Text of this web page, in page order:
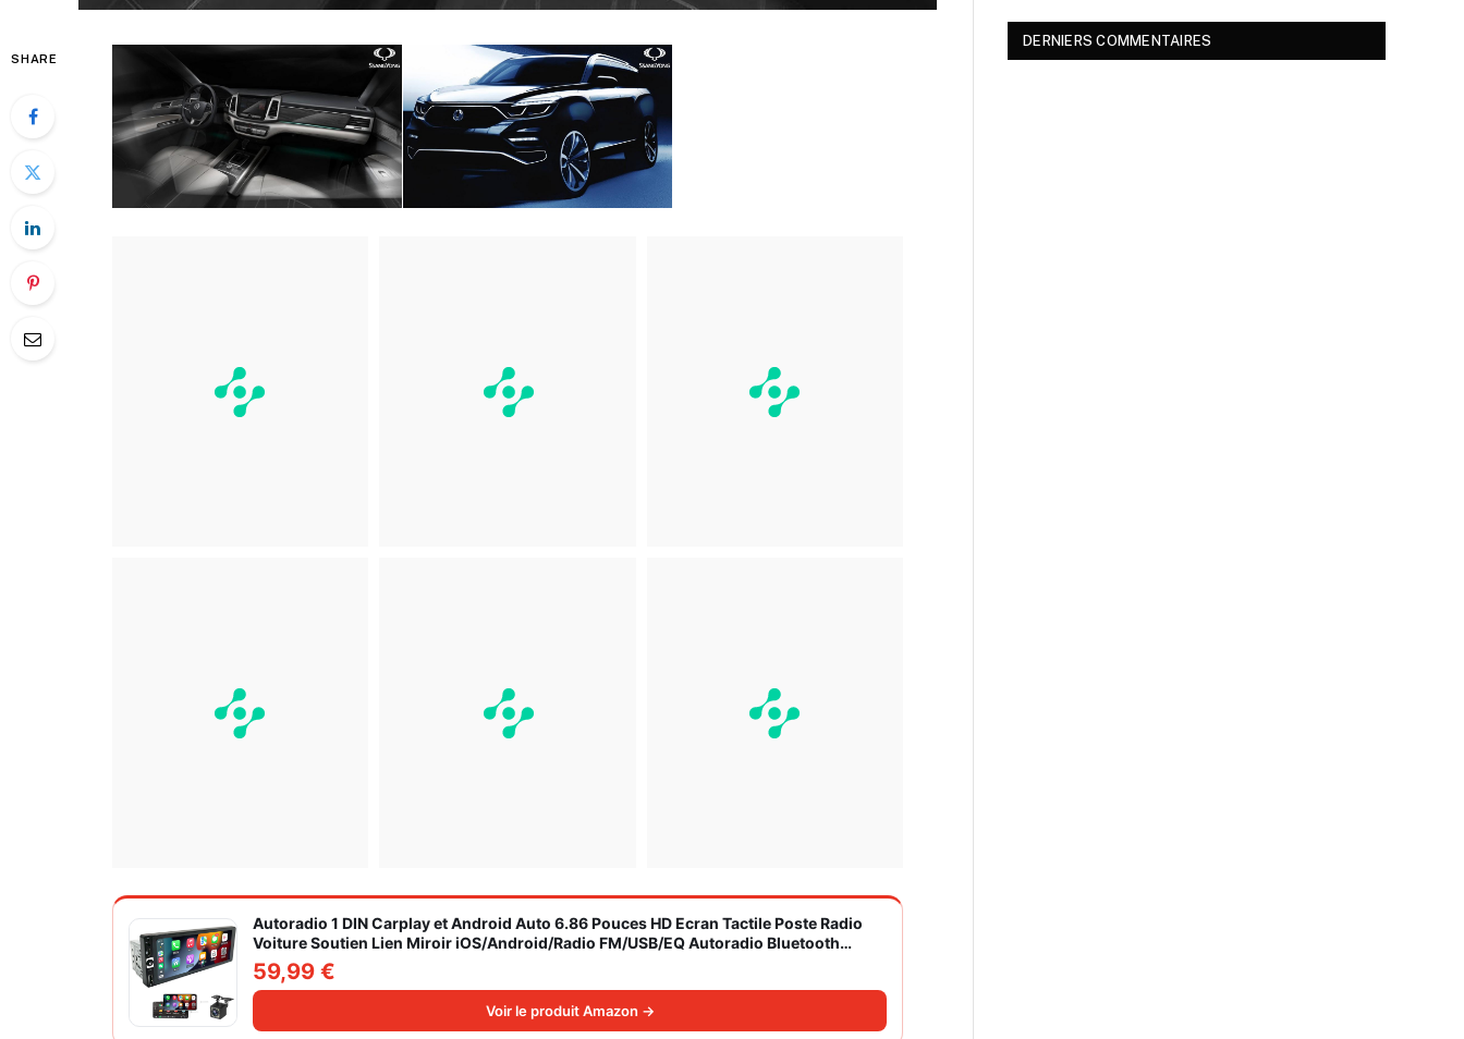
SHARE
Autoradio 1 DIN Carplay et Android Auto 6.86 Pouces HD Ecran Tactile Poste Radio
Voiture Soutien Lien Miroir iOS/Android/Radio FM/USB/EQ Autoradio Bluetooth
Caméra de Recul
59,99 €
Voir le produit Amazon →
DERNIERS COMMENTAIRES